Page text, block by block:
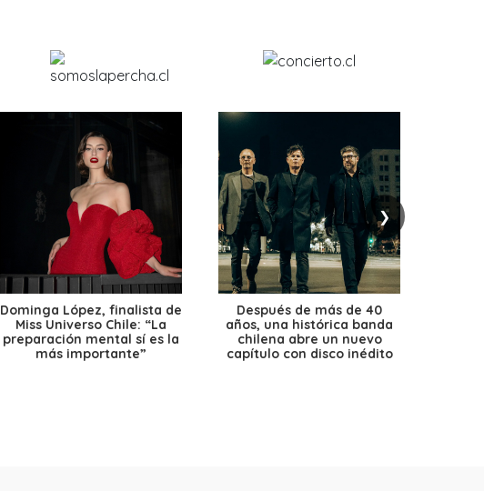
❯
Dominga López, finalista de
Miss Universo Chile: “La
preparación mental sí es la
más importante”
Después de más de 40
años, una histórica banda
chilena abre un nuevo
capítulo con disco inédito